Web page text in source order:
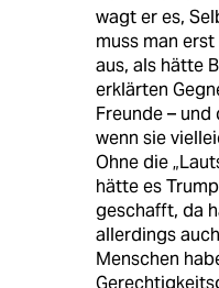
wagt er es,
muss man
aus, als hätte
erklärten
Freunde – und
wenn sie
Ohne die
hätte es
geschafft, da
allerdings
Menschen